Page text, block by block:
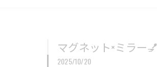
マグネット×ミラー💅
2025/10/20